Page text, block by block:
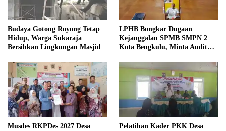
Budaya Gotong Royong Tetap
Hidup, Warga Sukaraja
Bersihkan Lingkungan Masjid
LPHB Bongkar Dugaan
Kejanggalan SPMB SMPN 2
Kota Bengkulu, Minta Audit
Musdes RKPDes 2027 Desa
Pelatihan Kader PKK Desa